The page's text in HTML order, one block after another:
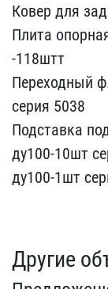
Ковер ​для
Плита
-118штт
Перехо​дный
серия 5038​
Подставка
ду100-10шт
ду100-1шт
Другие